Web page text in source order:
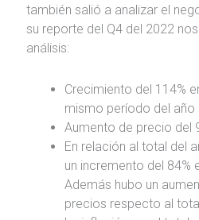
también salió a analizar el
su reporte del Q4 del 2022
análisis:
Crecimiento del 114%
mismo período del año
Aumento de precio del
En relación al total del
un incremento del 84%
Además hubo un
precios respecto al